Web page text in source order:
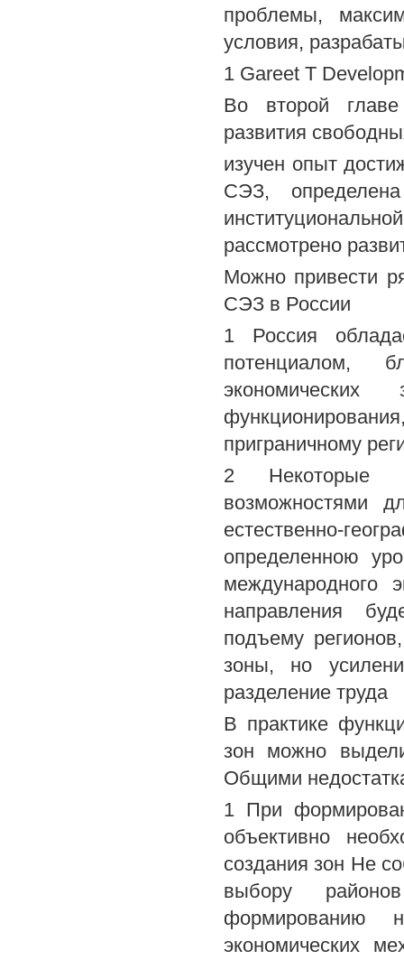
проблемы,
условия,
1 Gareet T
Во второй главе
развития
изучен опыт
СЭЗ,
рассмотрено
Можно привести
СЭЗ в России
1 Россия
потенциалом,
приграничному
2 Некоторые
возможностями
естественно-
определенною
международного
направления
подъему
зоны, но
разделение труда
В практике
зон можно
Общими
1 При
объективно
создания зон Не
выбору
формированию
экономических